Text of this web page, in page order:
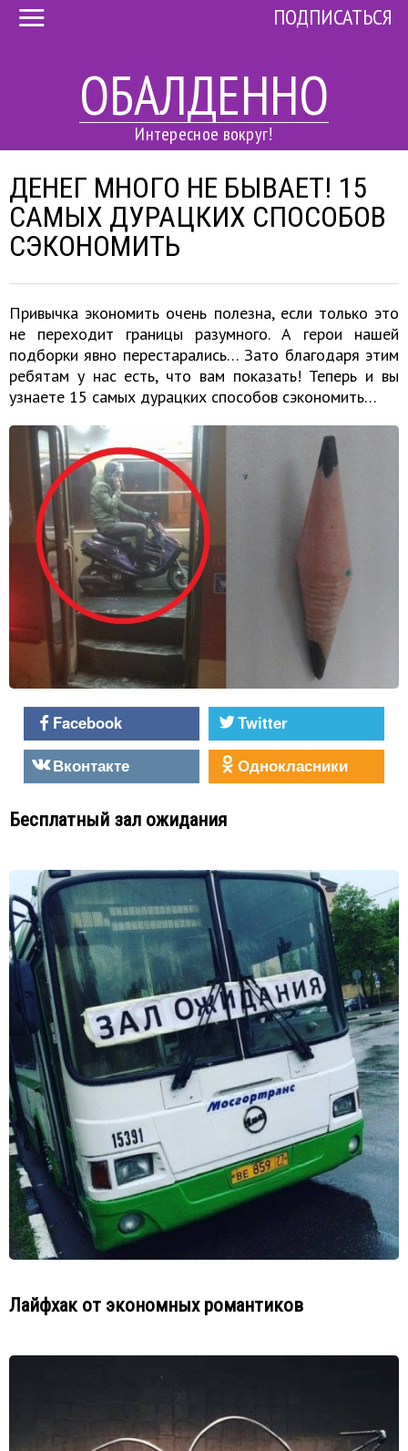
ОБАЛДЕННО
Интересное вокруг!
ПОДПИСАТЬСЯ
ДЕНЕГ МНОГО НЕ БЫВАЕТ! 15
САМЫХ ДУРАЦКИХ СПОСОБОВ
СЭКОНОМИТЬ
Привычка экономить очень полезна, если только это
не переходит границы разумного. А герои нашей
подборки явно перестарались… Зато благодаря этим
ребятам у нас есть, что вам показать! Теперь и вы
узнаете 15 самых дурацких способов сэкономить…
Facebook
Twitter
Вконтакте
Однокласники
Бесплатный зал ожидания
Лайфхак от экономных романтиков